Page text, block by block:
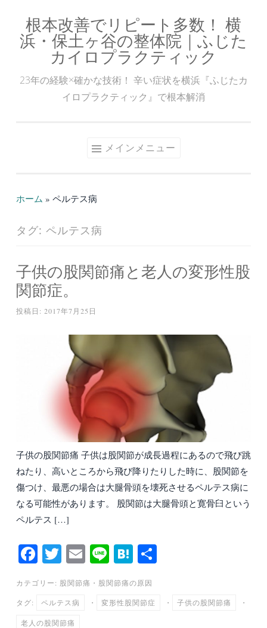
ン
根本改善でリピート多数！ 横
浜・保土ヶ谷の整体院｜ふじた
カイロプラクティック
23年の経験×確かな技術！ 辛い症状を横浜『ふじたカ
イロプラクティック』で根本解消
メインメニュー
ホーム » ペルテス病
タグ: ペルテス病
子供の股関節痛と老人の変形性股
関節症。
投稿日: 2017年7月25日
子供の股関節痛 子供は股関節が成長過程にあるので飛び跳
ねたり、高いところから飛び降りたりした時に、股関節を
傷つけ、最悪の場合は大腿骨頭を壊死させるペルテス病に
なる可能性があります。 股関節は大腿骨頭と寛骨臼という
ペルテス […]
Fa
ce
bo
ok
T
wi
tte
r
E
m
ail
Li
ne
H
at
en
a
カテゴリー: 股関節痛 ・ 股関節痛の原因
タグ: ペルテス病 ・ 変形性股関節症 ・ 子供の股関節痛 ・
老人の股関節痛